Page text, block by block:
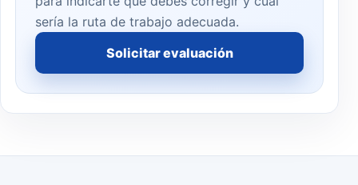
sería la ruta de trabajo adecuada.
Solicitar evaluación